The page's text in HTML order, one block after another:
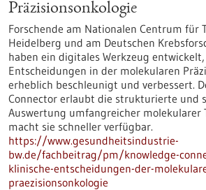
Präzisionsonkologie
Forschende am Nationalen Centrum für
Heidelberg und am Deutschen
haben ein digitales Werkzeug
Entscheidungen in der molekularen
erheblich beschleunigt und verbessert.
Connector erlaubt die strukturierte und
Auswertung umfangreicher molekularer
macht sie schneller verfügbar.
https://www.gesundheitsindustrie-
bw.de/fachbeitrag/pm/knowledge-
klinische-entscheidungen-der-
praezisionsonkologie